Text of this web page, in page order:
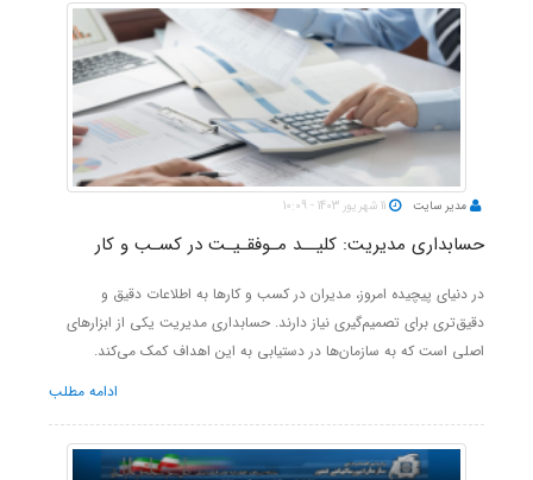
مدیر سایت 11 شهریور 1403 - 10:09
حسابداری مدیریت: کلیــد مـوفقـیـت در کسـب و کار
در دنیای پیچیده امروز، مدیران در کسب و کارها به اطلاعات دقیق و
دقیق‌تری برای تصمیم‌گیری نیاز دارند. حسابداری مدیریت یکی از ابزارهای
اصلی است که به سازمان‌ها در دستیابی به این اهداف کمک می‌کند.
ادامه مطلب